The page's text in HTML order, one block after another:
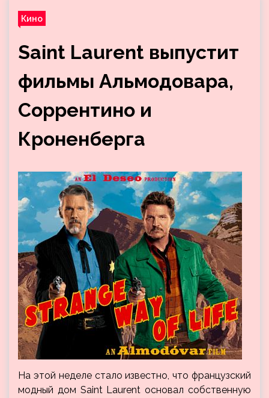
Кино
Saint Laurent выпустит
фильмы Альмодовара,
Соррентино и
Кроненберга
На этой неделе стало известно, что французский
модный дом Saint Laurent основал собственную